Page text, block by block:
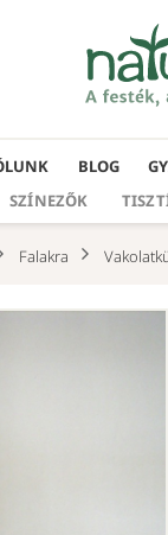
BLOG
SZÍNEZŐK
Falakra